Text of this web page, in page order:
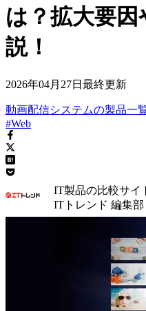
は？拡大要
説！
2026年04月27日 最終更新
動画配信システムの製品一
#Web
IT製品の比較サイ
ITトレンド 編集部